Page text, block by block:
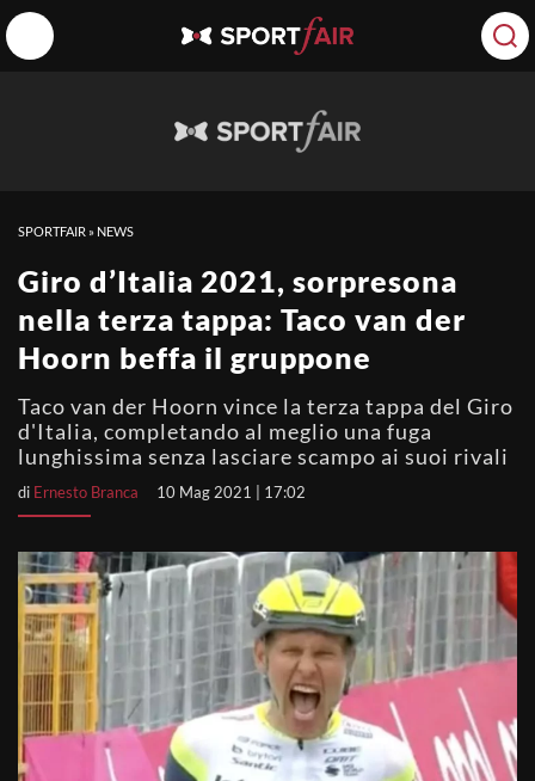
SPORTFAIR » NEWS
Giro d’Italia 2021, sorpresona
nella terza tappa: Taco van der
Hoorn beffa il gruppone
Taco van der Hoorn vince la terza tappa del Giro
d'Italia, completando al meglio una fuga
lunghissima senza lasciare scampo ai suoi rivali
di Ernesto Branca 10 Mag 2021 | 17:02